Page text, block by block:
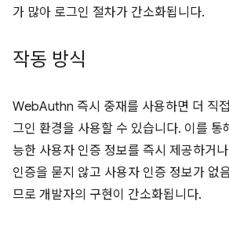
가 많아 로그인 절차가 간소화됩니다.
작동 방식
WebAuthn 즉시 중재를 사용하면 더 직
그인 환경을 사용할 수 있습니다. 이를 통
능한 사용자 인증 정보를 즉시 제공하거
인증을 묻지 않고 사용자 인증 정보가 없
므로 개발자의 구현이 간소화됩니다.